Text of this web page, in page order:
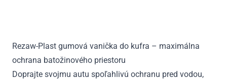
-
2021
Rezaw-Plast gumová vanička do kufra – maximálna
ochrana batožinového priestoru
Doprajte svojmu autu spoľahlivú ochranu pred vodou,